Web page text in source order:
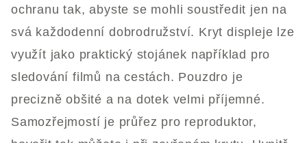
ochranu tak, abyste se mohli soustředit jen na
svá každodenní dobrodružství. Kryt displeje lze
využít jako praktický stojánek například pro
sledování filmů na cestách. Pouzdro je
precizně obšité a na dotek velmi příjemné.
Samozřejmostí je průřez pro reproduktor,